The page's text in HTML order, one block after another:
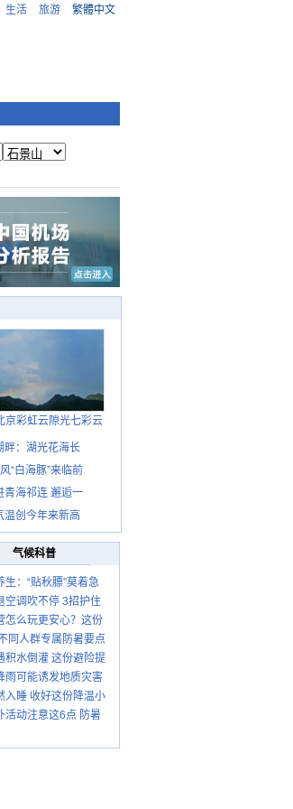
生活 旅游 繁體中文
京彩虹云隙光七彩云
畔：湖光花海长
“白海豚”来临前
青海祁连 邂逅一
温创今年来新高
气候科普
生：“贴秋膘”莫着急
防燥
空调吹不停 3招护住
痛
怎么玩更安心？这份
好
同人群专属防暑要点
积水倒灌 这份避险提
雨可能诱发地质灾害
要知道
入睡 收好这份降温小
活动注意这6点 防暑